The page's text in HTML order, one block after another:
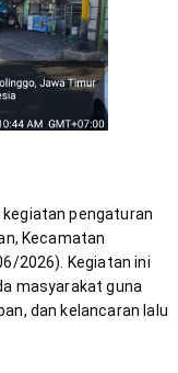
kegiatan pengaturan
Kecamatan
2026). Kegiatan ini
masyarakat guna
dan kelancaran lalu